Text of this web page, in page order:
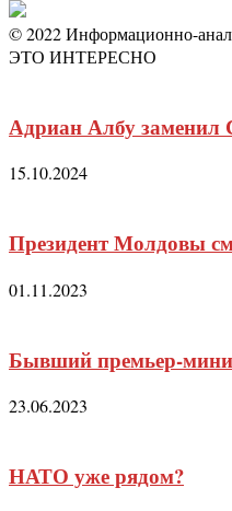
© 2022 Информационно-
ЭТО ИНТЕРЕСНО
Адриан Албу заменил
15.10.2024
Президент Молдовы
01.11.2023
Бывший премьер-
23.06.2023
НАТО уже рядом?